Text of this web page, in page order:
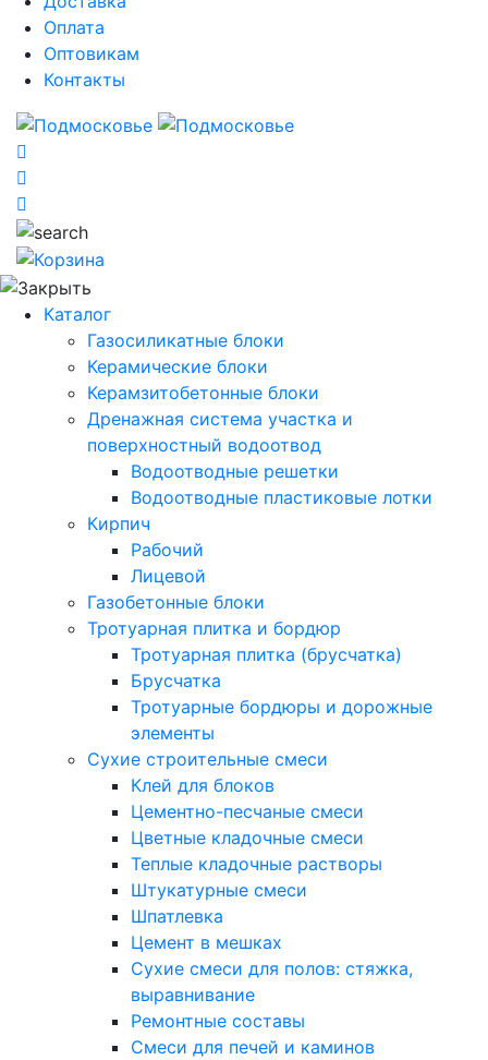
Оплата
Оптовикам
Контакты
Каталог
Газосиликатные блоки
Керамические блоки
Керамзитобетонные блоки
Дренажная система участка и
поверхностный водоотвод
Водоотводные решетки
Водоотводные пластиковые лотки
Кирпич
Рабочий
Лицевой
Газобетонные блоки
Тротуарная плитка и бордюр
Тротуарная плитка (брусчатка)
Брусчатка
Тротуарные бордюры и дорожные
элементы
Сухие строительные смеси
Клей для блоков
Цементно-песчаные смеси
Цветные кладочные смеси
Теплые кладочные растворы
Штукатурные смеси
Шпатлевка
Цемент в мешках
Сухие смеси для полов: стяжка,
выравнивание
Ремонтные составы
Смеси для печей и каминов